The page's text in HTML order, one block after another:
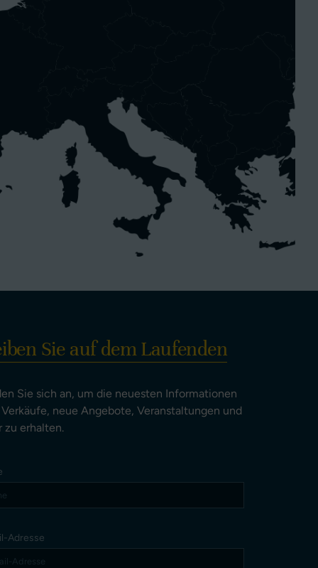
Sie auf dem Laufenden
Sie sich an, um die neuesten Informationen
neue Angebote, Veranstaltungen und
zu erhalten.
Adresse